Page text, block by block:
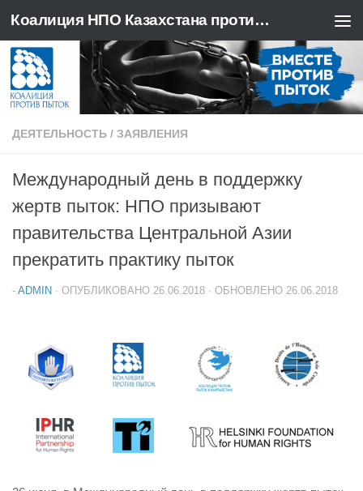
Перейти к содержимому Коалиция НПО Казахстана против пыток
ДЕЯТЕЛЬНОСТЬ / ЗАЯВЛЕНИЯ
Международный день в поддержку
жертв пыток: НПО призывают
правительства Центральной Азии
прекратить практику пыток
- ADMIN · ОПУБЛИКОВАНО 26.06.2018 · ОБНОВЛЕНО 26.06.2018